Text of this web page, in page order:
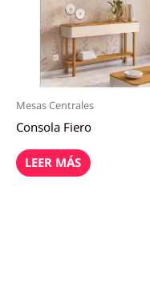
Mesas Centrales
Consola Fiero
LEER MÁS